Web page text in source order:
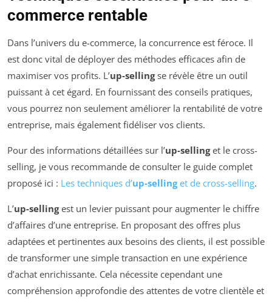
commerce rentable
Dans l’univers du e-commerce, la concurrence est féroce. Il
est donc vital de déployer des méthodes efficaces afin de
maximiser vos profits. L’up-sellingse révèle être un outil
puissant à cet égard. En fournissant des conseils pratiques,
vous pourrez non seulement améliorer la rentabilité de votre
entreprise, mais également fidéliser vos clients.
Pour des informations détaillées sur l’up-sellinget le cross-
selling, je vous recommande de consulter le guide complet
proposé ici : Les techniques d’up-sellinget de cross-selling.
L’up-sellingest un levier puissant pour augmenter le chiffre
d’affaires d’une entreprise. En proposant des offres plus
adaptées et pertinentes aux besoins des clients, il est possible
de transformer une simple transaction en une expérience
d’achat enrichissante. Cela nécessite cependant une
compréhension approfondie des attentes de votre clientèle et